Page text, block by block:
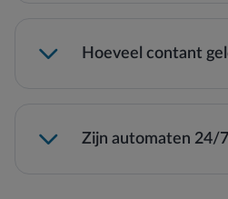
Hoeveel contant
Zijn automaten 24/